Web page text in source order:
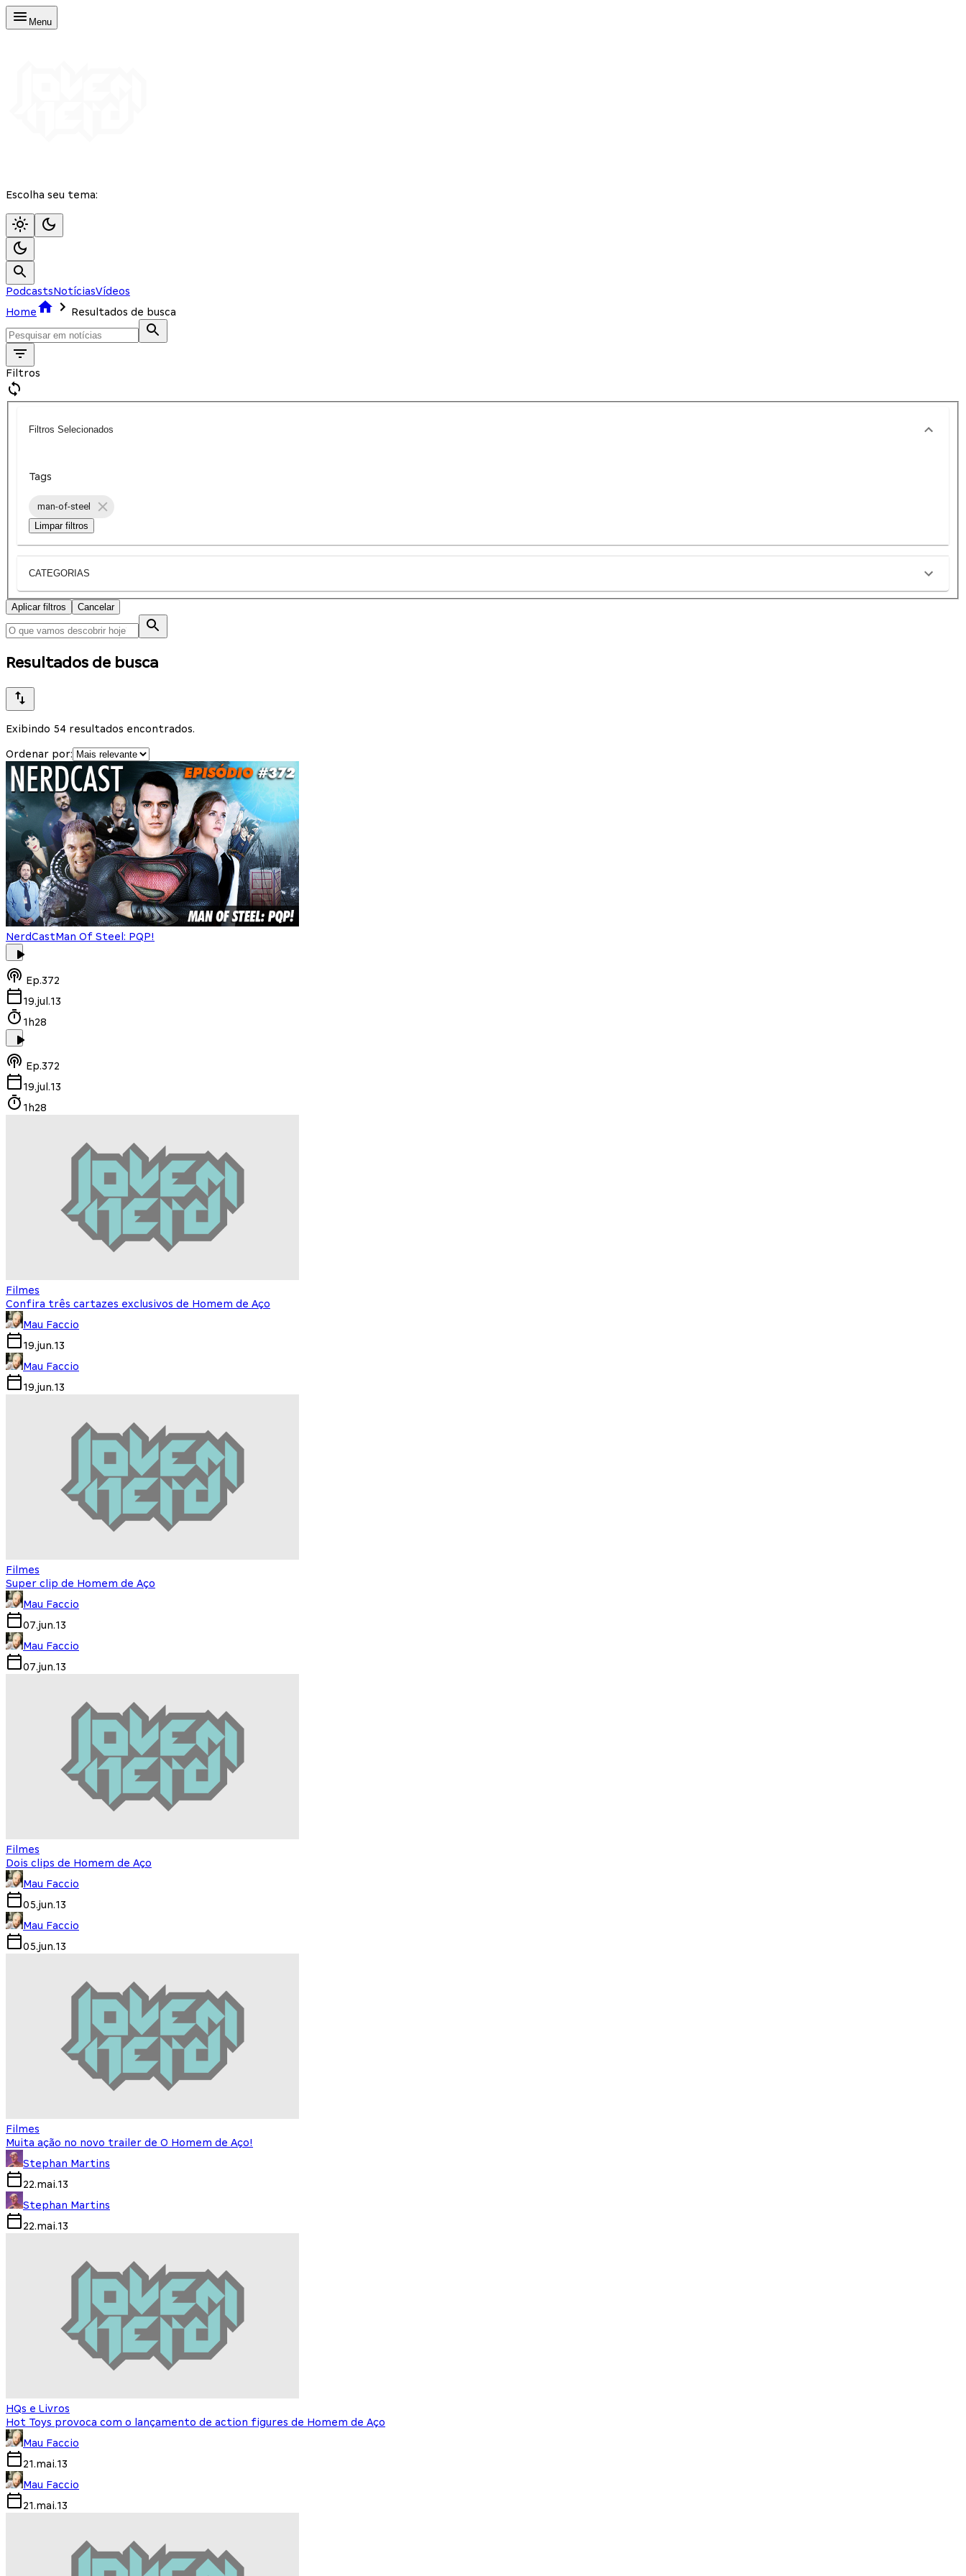
Menu
Escolha seu tema:
PodcastsNotíciasVídeos
Home
Resultados de busca
Filtros
Filtros Selecionados
Tags
man-of-steel
Limpar filtros
CATEGORIAS
Aplicar filtros Cancelar
Resultados de busca
Exibindo 54 resultados encontrados.
Ordenar por:
NerdCastMan Of Steel: PQP!
Ep.372
19.jul.13
1h28
Ep.372
19.jul.13
1h28
Filmes
Confira três cartazes exclusivos de Homem de Aço
Mau Faccio
19.jun.13
Mau Faccio
19.jun.13
Filmes
Super clip de Homem de Aço
Mau Faccio
07.jun.13
Mau Faccio
07.jun.13
Filmes
Dois clips de Homem de Aço
Mau Faccio
05.jun.13
Mau Faccio
05.jun.13
Filmes
Muita ação no novo trailer de O Homem de Aço!
Stephan Martins
22.mai.13
Stephan Martins
22.mai.13
HQs e Livros
Hot Toys provoca com o lançamento de action figures de Homem de Aço
Mau Faccio
21.mai.13
Mau Faccio
21.mai.13